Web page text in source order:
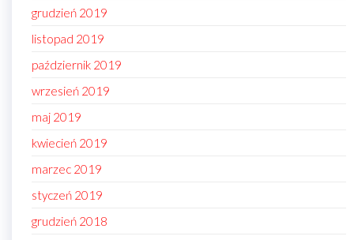
grudzień 2019
listopad 2019
październik 2019
wrzesień 2019
maj 2019
kwiecień 2019
marzec 2019
styczeń 2019
grudzień 2018